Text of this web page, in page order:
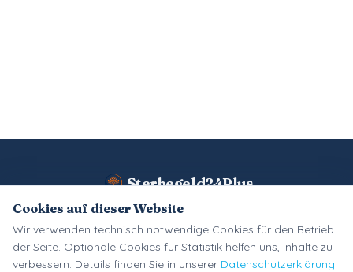
Sterbegeld24Plus
ImpressumDatenschutzCookie-EinstellungenKontaktAGB
Unternehmen
Cookies auf dieser Website
Wir verwenden technisch notwendige Cookies für den Betrieb
der Seite. Optionale Cookies für Statistik helfen uns, Inhalte zu
verbessern. Details finden Sie in unserer Datenschutzerklärung.